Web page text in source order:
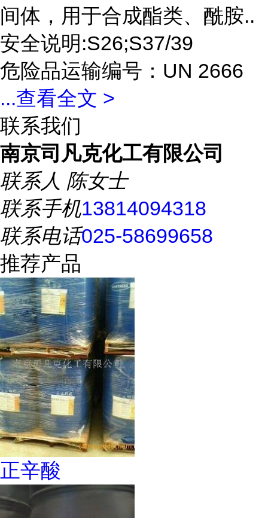
间体，用于合成酯类、酰胺..
安全说明:S26;S37/39
危险品运输编号：UN 2666
...查看全文 >
联系我们
南京司凡克化工有限公司
联系人 陈女士
联系手机13814094318
联系电话025-58699658
推荐产品
正辛酸